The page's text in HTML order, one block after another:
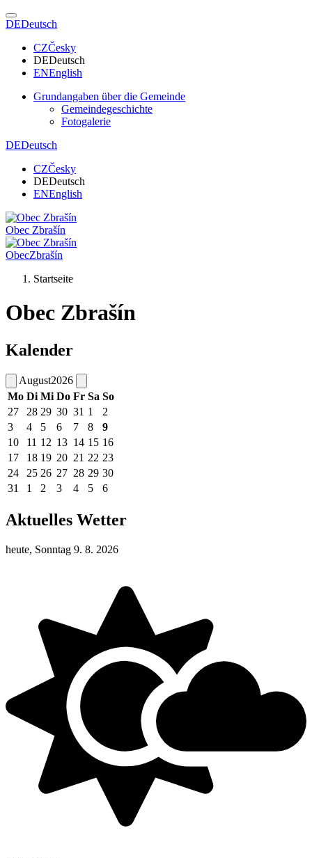
DEDeutsch
CZČesky
DEDeutsch
ENEnglish
Grundangaben über die Gemeinde
Gemeindegeschichte
Fotogalerie
DEDeutsch
CZČesky
DEDeutsch
ENEnglish
Obec Zbrašín
ObecZbrašín
Startseite
Obec Zbrašín
Kalender
August2026
Mo Di Mi Do Fr Sa So
27
28 29 30 31 1
2
3
4 5 6 7 8
9
10
11 12 13 14 15 16
17
18 19 20 21 22 23
24
25 26 27 28 29 30
31
1 2 3 4 5 6
Aktuelles Wetter
heute, Sonntag 9. 8. 2026